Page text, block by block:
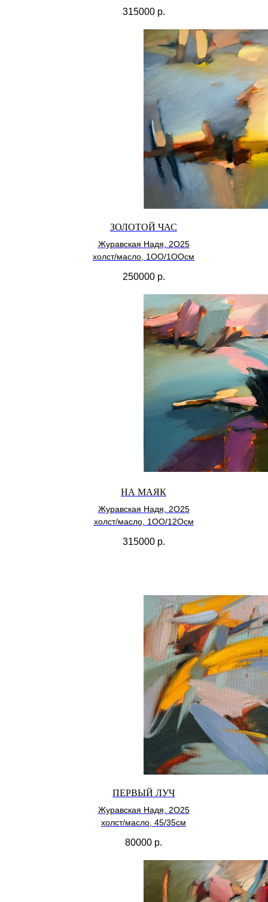
315000 р.
ЗОЛОТОЙ ЧАС
Журавская Надя, 2О25
холст/масло, 1ОО/1ООсм
250000 р.
НА МАЯК
Журавская Надя, 2О25
холст/масло, 1ОО/12Осм
315000 р.
ПЕРВЫЙ ЛУЧ
Журавская Надя, 2О25
холст/масло, 45/35см
80000 р.